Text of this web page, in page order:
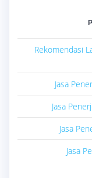
Rekomendasi
Jasa
Jasa
Jasa
Jasa